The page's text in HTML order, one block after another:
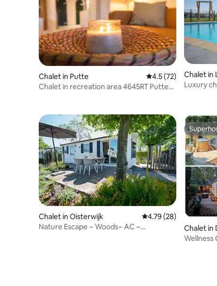
Chalet in Putte 4.5 out of 5 average
4.5 (72)
Chalet in recreation area 4645RT Putte
Chalet in
Luxury
Chalet in Oisterwijk 4.79 out of 5 average
4.79 (28)
Nature Escape ~ Woods~ AC ~
Chalet in
Wellness